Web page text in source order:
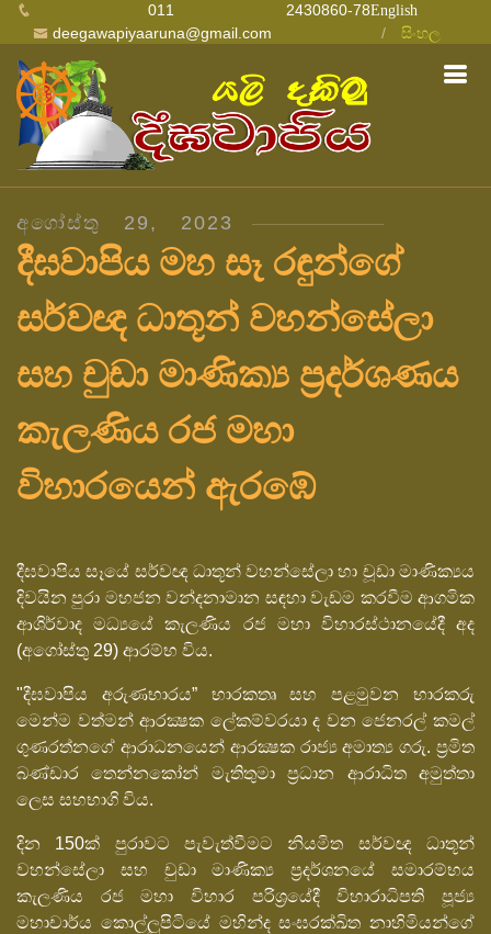
011 2430860-78
deegawapiyaaruna@gmail.com
English
සිංහල
අගෝස්තු 29, 2023
දීඝවාපිය මහ සෑ රඳුන්ගේ
සර්වඥ ධාතූන් වහන්සේලා
සහ චුඩා මාණික්‍ය ප්‍රදර්ශණය
කැලණිය රජ මහා
විහාරයෙන් ඇරඹේ
දීඝවාපිය සෑයේ සර්වඥ ධාතූන් වහන්සේලා හා චූඩා මාණික්‍යය
දිවයින පුරා මහජන වන්දනාමාන සඳහා වැඩම කරවීම ආගමික
ආශිර්වාද මධ්‍යයේ කැලණිය රජ මහා විහාරස්ථානයේදී අද
(අගෝස්තු 29) ආරම්භ විය.
"දීඝවාපිය අරුණභාරය” භාරකතෘ සහ පළමුවන භාරකරු
මෙන්ම වත්මන් ආරක්‍ෂක ලේකම්වරයා ද වන ජෙනරල් කමල්
ගුණරත්නගේ ආරාධනයෙන් ආරක්‍ෂක රාජ්‍ය අමාත්‍ය ගරු. ප්‍රමිත
බණ්ඩාර තෙන්නකෝන් මැතිතුමා ප්‍රධාන ආරාධිත අමුත්තා
ලෙස සහභාගි විය.
දින 150ක් පුරාවට පැවැත්වීමට නියමිත සර්වඥ ධාතූන්
වහන්සේලා සහ චුඩා මාණික්‍ය ප්‍රදර්ශනයේ සමාරම්භය
කැලණිය රජ මහා විහාර පරිශ්‍රයේදී විහාරාධිපති පූජ්‍ය
මහාචාර්ය කොල්ලුපිටියේ මහින්ද සංඝරක්ඛිත නාහිමියන්ගේ